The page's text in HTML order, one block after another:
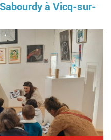
à Vicq-sur-